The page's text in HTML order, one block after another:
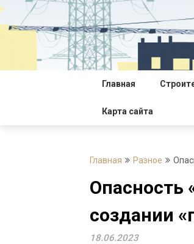
Перейти
содержимому
Главная
Карта сайта
Главная Разное
Опасность
создании
18.06.2023